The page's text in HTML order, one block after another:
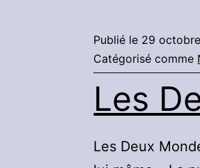
Publié le 29
Catégorisé comme
Les
Les Deux